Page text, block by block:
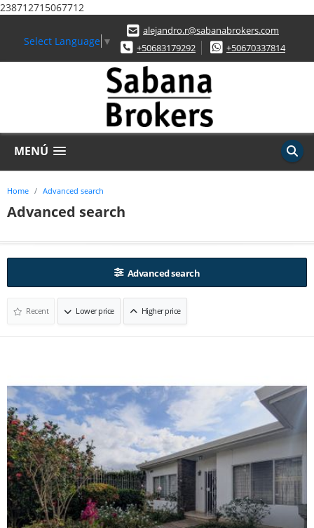
238712715067712
Select Language ▼
alejandro.r@sabanabrokers.com
+50683179292
+50670337814
MENÚ
Home Advanced search
Advanced search
Advanced search
Recent Lower price Higher price